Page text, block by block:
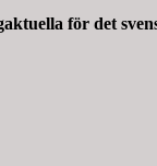
för det